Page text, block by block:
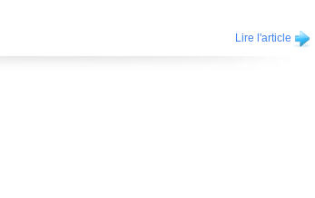
Lire l'article